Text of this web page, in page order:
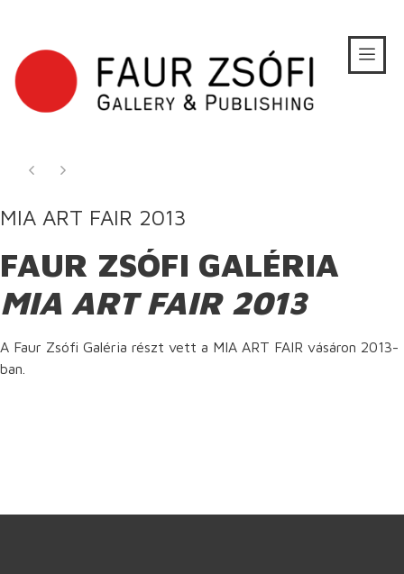
MIA ART FAIR 2013
FAUR ZSÓFI GALÉRIA
MIA ART FAIR 2013
A Faur Zsófi Galéria részt vett a MIA ART FAIR vásáron 2013-
ban.